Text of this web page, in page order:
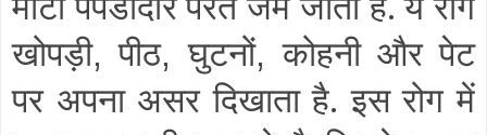
खोपड़ी, पीठ,घुटनों,कोहनी और पेट
पर अपना असर दिखाता है. इस रोग में